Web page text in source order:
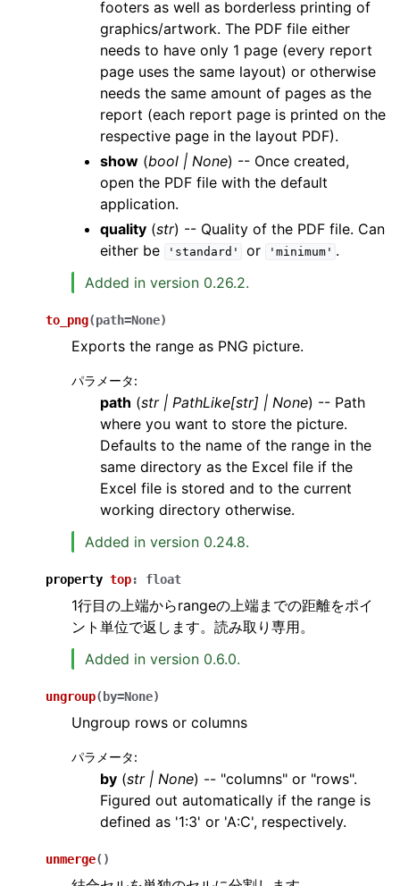
footers as well as borderless printing of
graphics/artwork. The PDF file either
needs to have only 1 page (every report
page uses the same layout) or otherwise
needs the same amount of pages as the
report (each report page is printed on the
respective page in the layout PDF).
show (bool | None) -- Once created,
open the PDF file with the default
application.
quality (str) -- Quality of the PDF file. Can
either be
'standard' or 'minimum' .
Added in version 0.26.2.
to_png(path=None)
Exports the range as PNG picture.
パラメータ:
path (str| PathLike[str] | None) -- Path
where you want to store the picture.
Defaults to the name of the range in the
same directory as the Excel file if the
Excel file is stored and to the current
working directory otherwise.
Added in version 0.24.8.
property top: float
1行目の上端からrangeの上端までの距離をポイ
ント単位で返します。読み取り専用。
Added in version 0.6.0.
ungroup( by=None)
Ungroup rows or columns
パラメータ:
by (str| None) -- "columns" or "rows".
Figured out automatically if the range is
defined as '1:3' or 'A:C', respectively.
unmerge( )